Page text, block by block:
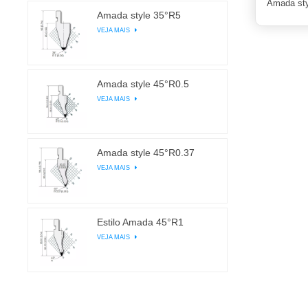
Amada
Amada style 35°R5
VEJA MAIS
Amada style 45°R0.5
VEJA MAIS
Amada style 45°R0.37
VEJA MAIS
Estilo Amada 45°R1
VEJA MAIS